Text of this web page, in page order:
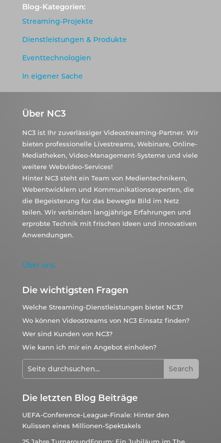
Blog-Kategorien:
Streaming-Projekte
Dienstleistungen & Produkte
Eventtechnologien
In eigener Sache
Über NC3
NC3 ist Ihr zuverlässiger Videostreaming-Partner. Wir
bieten professionelle Livestreams, Webinare, Online-
Mediatheken, Video-Management-Systeme und viele
weitere Webvideo-Services!
Hinter NC3 steht ein Team von Medientechnikern,
Webentwicklern und Kommunikationsexperten, die
die Begeisterung für das bewegte Bild im Netz
teilen. Wir verbinden langjährige Erfahrungen und
erprobte Technik mit frischen Ideen und innovativen
Anwendungen.
Über uns
Die wichtigsten Fragen
Welche Streaming-Dienstleistungen bietet NC3?
Wo können Videostreams von NC3 Einsatz finden?
Wer sind Kunden von NC3?
Wie kann ich mir ein Angebot einholen?
Die letzten Blog Beiträge
UEFA-Conference-League-Finale: Hinter den
Kulissen eines Millionen-Spektakels